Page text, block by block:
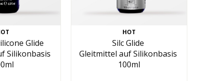
Glide
Silikonbasis
HOT
Silc Glide
Gleitmittel auf Silikonbasis
100ml